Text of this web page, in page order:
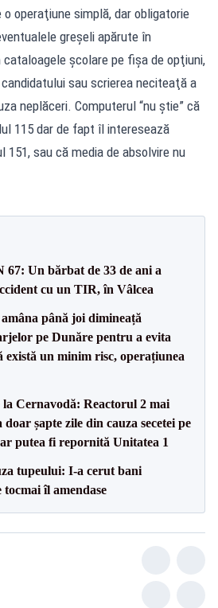
operaţiune simplă, dar obligatorie
greşeli apărute în
cataloagele şcolare pe fişa de opţiuni,
sau scrierea neciteaţă a
neplăceri. Computerul “nu ştie” că
115 dar de fapt îl interesează
151, sau că media de absolvire nu
67: Un bărbat de 33 de ani a
cu un TIR, în Vâlcea
până joi dimineață
pe Dunăre pentru a evita
există un minim risc, operațiunea
la Cernavodă: Reactorul 2 mai
șapte zile din cauza secetei pe
putea fi repornită Unitatea 1
tupeului: I-a cerut bani
îl amendase